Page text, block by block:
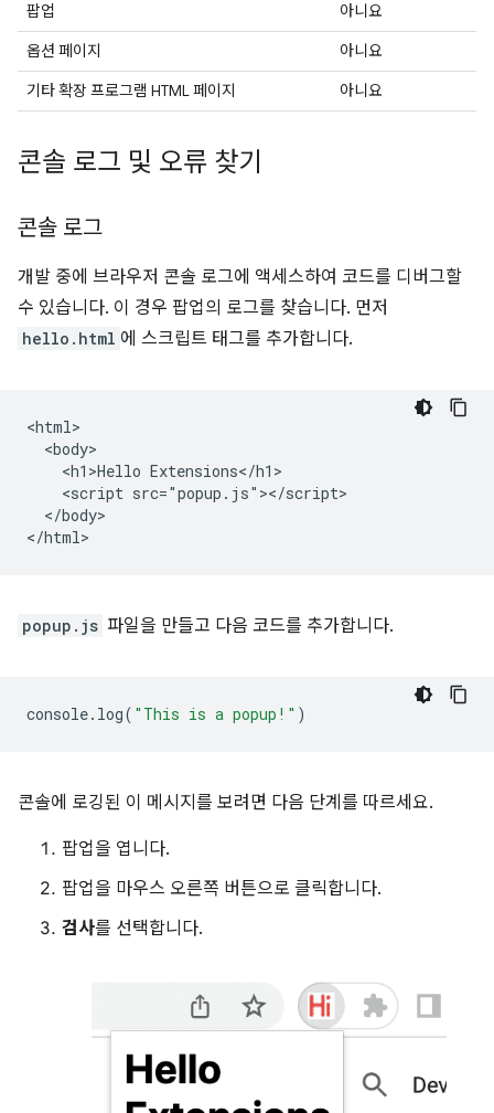
팝업
아니요
옵션 페이지
아니요
기타 확장 프로그램 HTML 페이지
아니요
콘솔 로그 및 오류 찾기
콘솔 로그
개발 중에 브라우저 콘솔 로그에 액세스하여 코드를 디버그할
수 있습니다. 이 경우 팝업의 로그를 찾습니다. 먼저
hello.html 에 스크립트 태그를 추가합니다.
<html>
  <body>
    <h1>Hello Extensions</h1>
    <script src="popup.js"></script>
  </body>
popup.js 파일을 만들고 다음 코드를 추가합니다.
console. log( "This is a popup!" )
콘솔에 로깅된 이 메시지를 보려면 다음 단계를 따르세요.
팝업을 엽니다.
팝업을 마우스 오른쪽 버튼으로 클릭합니다.
검사를 선택합니다.